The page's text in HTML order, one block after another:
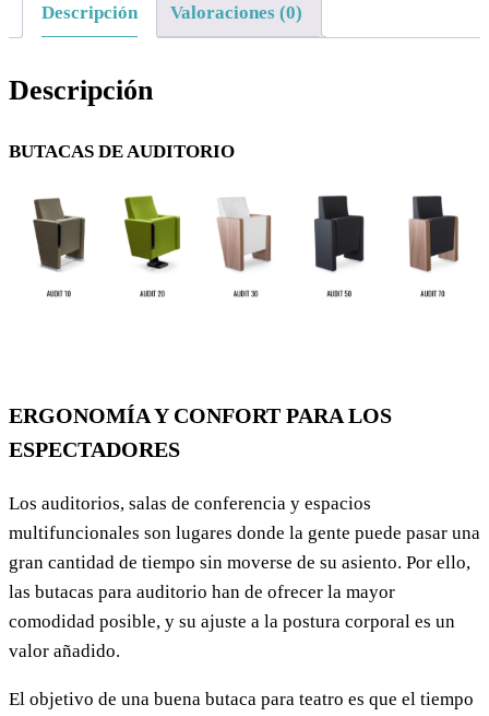
Descripción Valoraciones (0)
Descripción
BUTACAS DE AUDITORIO
ERGONOMÍA Y CONFORT PARA LOS
ESPECTADORES
Los auditorios, salas de conferencia y espacios
multifuncionales son lugares donde la gente puede pasar una
gran cantidad de tiempo sin moverse de su asiento. Por ello,
las butacas para auditorio han de ofrecer la mayor
comodidad posible, y su ajuste a la postura corporal es un
valor añadido.
El objetivo de una buena butaca para teatro es que el tiempo